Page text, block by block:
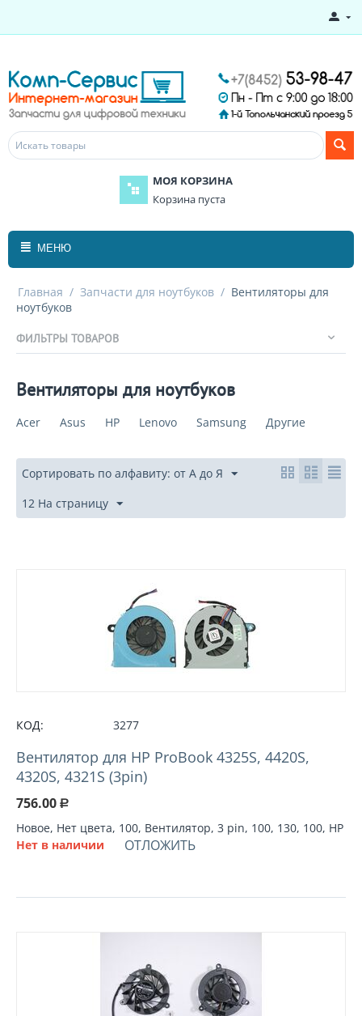
МОЯ КОРЗИНА
Корзина пуста
МЕНЮ
Главная / Запчасти для ноутбуков / Вентиляторы для
ноутбуков
ФИЛЬТРЫ ТОВАРОВ
Вентиляторы для ноутбуков
Acer Asus HP Lenovo Samsung Другие
Сортировать по алфавиту: от А до Я
12 На страницу
КОД: 3277
Вентилятор для HP ProBook 4325S, 4420S,
4320S, 4321S (3pin)
756.00 Р
Новое, Нет цвета, 100, Вентилятор, 3 pin, 100, 130, 100, HP
Нет в наличии
ОТЛОЖИТЬ